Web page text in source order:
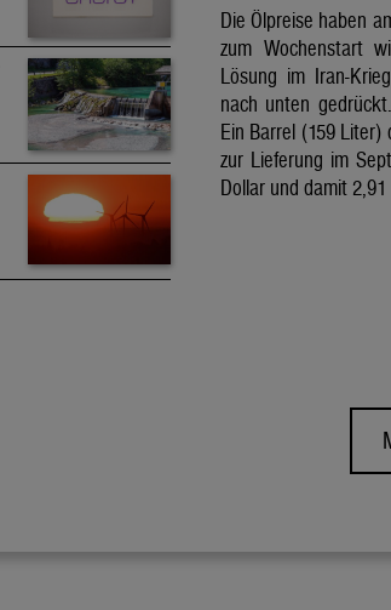
Die Ölpreise haben
zum Wochenstart
Lösung im Iran-
nach unten
Ein Barrel (159 Liter)
zur Lieferung im
Dollar und damit